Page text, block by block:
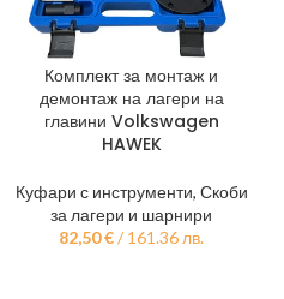
Комплект за монтаж и
демонтаж на лагери на
главини Volkswagen
HAWEK
Куфари с инструменти, Скоби
за лагери и шарнири
82,50€/ 161.36 лв.